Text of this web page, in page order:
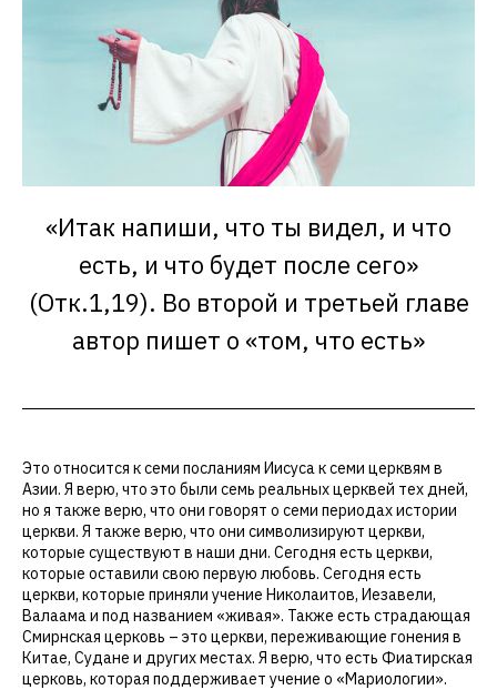
«Итак напиши, что ты видел, и что
есть, и что будет после сего»
(Отк.1,19). Во второй и третьей главе
автор пишет о «том, что есть»
Это относится к семи посланиям Иисуса к семи церквям в
Азии. Я верю, что это были семь реальных церквей тех дней,
но я также верю, что они говорят о семи периодах истории
церкви. Я также верю, что они символизируют церкви,
которые существуют в наши дни. Сегодня есть церкви,
которые оставили свою первую любовь. Сегодня есть
церкви, которые приняли учение Николаитов, Иезавели,
Валаама и под названием «живая». Также есть страдающая
Смирнская церковь – это церкви, переживающие гонения в
Китае, Судане и других местах. Я верю, что есть Фиатирская
церковь, которая поддерживает учение о «Мариологии».